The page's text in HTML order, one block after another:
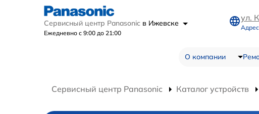
Сервисный центр Panasonic в Ижевске
Ежедневно с 9:00 до 21:00
ул.
О компании
Сервисный центр Panasonic Каталог устройств